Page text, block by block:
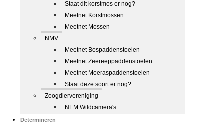
Staat dit korstmos er nog?
Meetnet Korstmossen
Meetnet Mossen
NMV
Meetnet Bospaddenstoelen
Meetnet Zeereeppaddenstoelen
Meetnet Moeraspaddenstoelen
Staat deze soort er nog?
Zoogdiervereniging
NEM Wildcamera's
Determineren